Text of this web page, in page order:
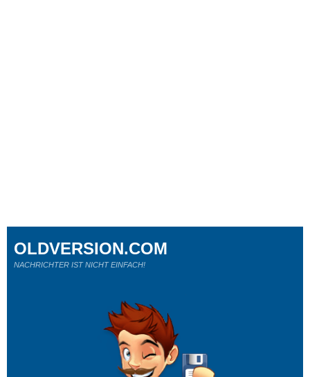
OLDVERSION.COM
NACHRICHTER IST NICHT EINFACH!